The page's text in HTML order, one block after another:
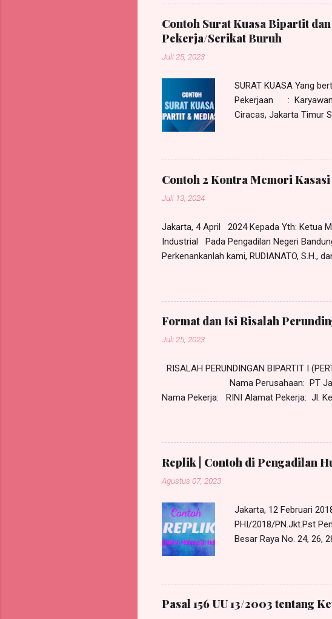
actor sequitor forum rei
Karenanya menurut
perkara/gugatan yang
sesuai alamat hukum
Contoh Surat Kuasa Bipartit
Pekerja/Serikat Buruh
Juli 25, 2023
SURAT KUASA Yang
Pekerjaan :
Ciracas, Jakarta Timur
Indonesia, Ketua
Pekerja PT Jaya
di Jl. Percetakan No. 7
sendiri , selanjutnya
Contoh 2 Kontra Memori
Juli 13, 2024
Jakarta, 4 April 2024 Kepada Yth: Ketua
Industrial Pada Pengadilan Negeri
Perkenankanlah kami, RUDIANATO, S.H.,
berdasarkan Surat Kuasa Khusus
Mamur Bersama, beralamat di Jl.
mengajukan Kontra Memori Kasasi
orang) sebagai Para Pemohon Kasasi
Nomor __ /Pdt.Sus-PHI/20 24 /PN Bdg,...
Format dan Isi Risalah
Juli 25, 2023
RISALAH PERUNDINGAN BIPARTIT I
Nama Perusahaan: PT Jaya Raya
Nama Pekerja: RINI Alamat Pekerja: Jl.
30 Maret 2023 pekerja tidak masuk
masuk kerja untuk tanggal 30 Maret 2023
ijin untuk membawa anak pekerja ke
adalah tidak ...
Replik | Contoh di Pengadilan
Agustus 07, 2023
Jakarta, 12 Februari
PHI/2018/PN.Jkt.Pst
Besar Raya No. 24, 26,
beralamat di Jl. Masjid
580, e-Mail:
bertindak untuk dan
PHI/2018/PN.Jkt.Pst,
Pasal 156 UU 13/2003 tentang